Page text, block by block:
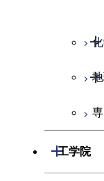
工学院
開閉